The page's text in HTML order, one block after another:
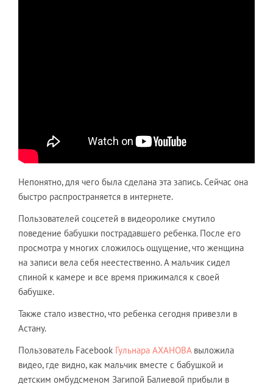
Непонятно, для чего была сделана эта запись. Сейчас она
быстро распространяется в интернете.
Пользователей соцсетей в видеоролике смутило
поведение бабушки пострадавшего ребенка. После его
просмотра у многих сложилось ощущение, что женщина
на записи вела себя неестественно. А мальчик сидел
спиной к камере и все время прижимался к своей
бабушке.
Также стало известно, что ребенка сегодня привезли в
Астану.
Пользователь Facebook Гульнара АХАНОВА выложила
видео, где видно, как мальчик вместе с бабушкой и
детским омбудсменом Загипой Балиевой прибыли в